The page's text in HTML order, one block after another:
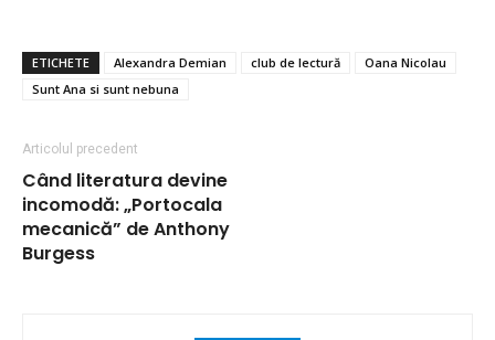
ETICHETE Alexandra Demian club de lectură
Oana Nicolau
Sunt Ana si sunt nebuna
Articolul precedent
Când literatura devine
incomodă: „Portocala
mecanică” de Anthony
Burgess